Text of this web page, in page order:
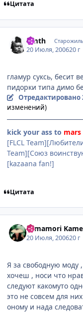
Цитата
timth
20 Июля, 200620 г
гламур суксь, бесит
пидорки типа димо
Отредактировано
изменений)
kick your ass to mars
[FLCL
Team][Союз
[kazaana fan!]
Цитата
Yamamori
20 Июля, 200620 г
Я за свободную моду
хочеш , носи что
следуют какомуто
это не совсем для
оному и нада